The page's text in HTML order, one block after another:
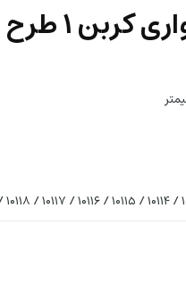
قهوه‌ای کد ۱۰۱۱۱